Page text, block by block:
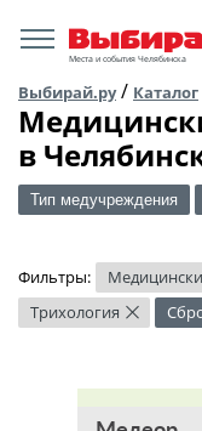
Места и события Челябинска
Выбирай.ру/ Каталог
в
Тип медучреждения
Фильтры:
Трихология ×